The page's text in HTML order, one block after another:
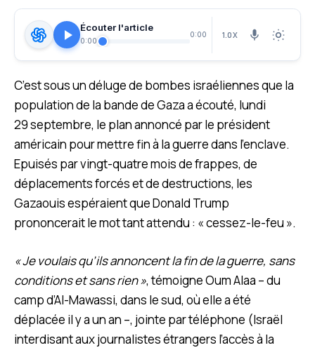
Écouter l'article
0:00
0:00 1.0X
C’est sous un déluge de bombes israéliennes que la
population de la bande de Gaza a écouté, lundi
29 septembre, le plan annoncé par le président
américain pour mettre fin à la guerre dans l’enclave.
Epuisés par vingt-quatre mois de frappes, de
déplacements forcés et de destructions, les
Gazaouis espéraient que Donald Trump
prononcerait le mot tant attendu : « cessez-le-feu ».
« Je voulais qu’ils annoncent la fin de la guerre, sans
conditions et sans rien », témoigne Oum Alaa – du
camp d’Al-Mawassi, dans le sud, où elle a été
déplacée il y a un an –, jointe par téléphone (Israël
interdisant aux journalistes étrangers l’accès à la